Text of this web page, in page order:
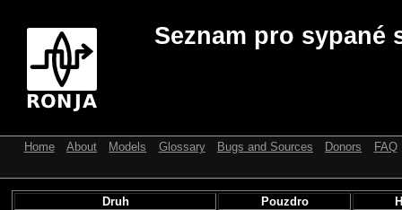
Seznam pro sypané
Home About Models Glossary Bugs and Sources Donors FAQ
Druh Pouzdro